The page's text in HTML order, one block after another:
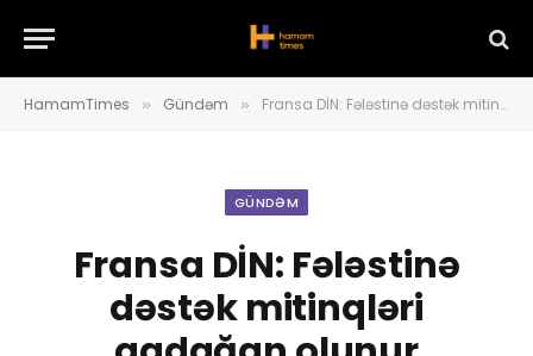
HamamTimes » Gündəm » Fransa DİN: Fələstinə dəstək mitinqləri qadağan olunur
GÜNDƏM
Fransa DİN: Fələstinə
dəstək mitinqləri